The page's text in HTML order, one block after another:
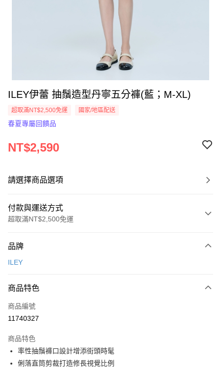
ILEY伊蕾 抽鬚造型丹寧五分褲(藍；M-XL)
超取滿NT$2,500免運 國家/地區配送
春夏專屬回饋品
NT$2,590
請選擇商品選項
付款與運送方式
超取滿NT$2,500免運
信用卡一次付款
3 期 0 利率 每期
合作金庫商業銀行
上海商業儲蓄銀行
臺灣中小企業銀行
匯豐（台灣）商業銀行
聯邦商業銀行
超商取貨付款
LINE Pay
Apple Pay
街口支付
品牌
ILEY
商品特色
商品編號
11740327
商品特色
率性抽鬚褲口設計增添街頭時髦
俐落直筒剪裁打造修長視覺比例